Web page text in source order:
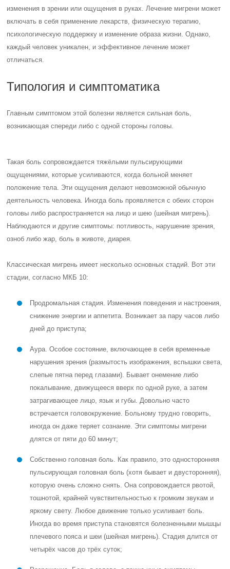
изменения в зрении или ощущения в руках. Лечение мигрени может
включать в себя применение лекарств, физическую терапию,
психологическую поддержку и изменение образа жизни. Однако,
каждый человек уникален, и эффективное лечение может
отличаться.
Типология и симптоматика
Главным симптомом этой болезни является сильная боль,
возникающая спереди либо с одной стороны головы.
Такая боль сопровождается тяжёлыми пульсирующими
ощущениями, которые усиливаются, когда больной меняет
положение тела. Эти ощущения делают невозможной обычную
деятельность человека. Иногда боль проявляется с обеих сторон
головы либо распространяется на лицо и шею (шейная мигрень).
Наблюдаются и другие симптомы: потливость, нарушение зрения,
озноб либо жар, боль в животе, диарея.
Классическая мигрень имеет несколько основных стадий. Вот эти
стадии, согласно МКБ 10:
Продромальная стадия. Изменения поведения и настроения,
снижение энергии и аппетита. Возникает за пару часов либо
дней до приступа;
Аура. Особое состояние, включающее в себя временные
нарушения зрения (размытость изображения, вспышки света,
слепые пятна перед глазами). Бывает онемение либо
покалывание, движущееся вверх по одной руке, а затем
затрагивающее лицо, язык и губы. Довольно часто
встречается головокружение. Больному трудно говорить,
иногда он даже теряет сознание. Эти симптомы мигрени
длятся от пяти до 60 минут;
Собственно головная боль. Как правило, это односторонняя
пульсирующая головная боль (хотя бывает и двусторонняя),
которую очень сложно снять. Она сопровождается рвотой,
тошнотой, крайней чувствительностью к громким звукам и
яркому свету. Любое движение только усиливает боль.
Иногда во время приступа становятся болезненными мышцы
плечевого пояса и шеи (шейная мигрень). Стадия длится от
четырёх часов до трёх суток;